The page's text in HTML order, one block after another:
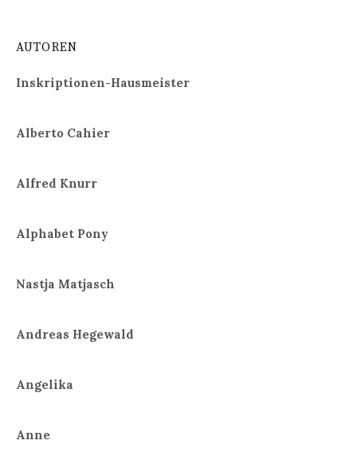
AUTOREN
Inskriptionen-Hausmeister
Alberto Cahier
Alfred Knurr
Alphabet Pony
Nastja Matjasch
Andreas Hegewald
Angelika
Anne